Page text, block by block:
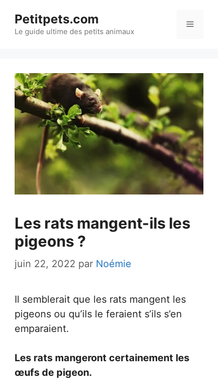
contenu
Petitpets.com
Le guide ultime des petits animaux
Menu
Les rats mangent-ils les
pigeons ?
juin 22, 2022 par Noémie
Il semblerait que les rats mangent les
pigeons ou qu’ils le feraient s’ils s’en
emparaient.
Les rats mangeront certainement les
œufs de pigeon.